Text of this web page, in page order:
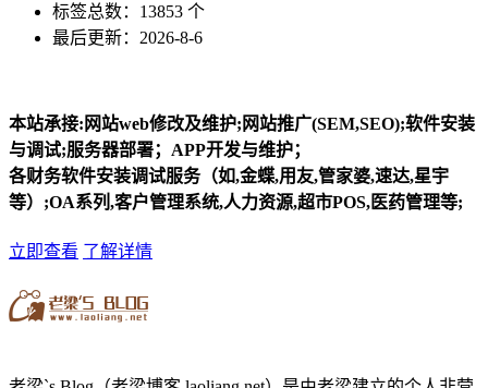
标签总数：13853 个
最后更新：2026-8-6
本站承接:网站web修改及维护;网站推广(SEM,SEO);软件安装
与调试;服务器部署；APP开发与维护；
各财务软件安装调试服务（如,金蝶,用友,管家婆,速达,星宇
等）;OA系列,客户管理系统,人力资源,超市POS,医药管理等;
立即查看 了解详情